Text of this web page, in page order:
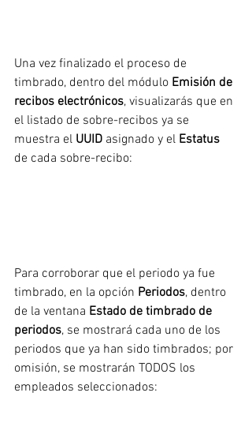
Una vez finalizado el proceso de
timbrado, dentro del módulo Emisión de
recibos electrónicos, visualizarás que en
el listado de sobre-recibos ya se
muestra el UUID asignado y el Estatus
de cada sobre-recibo:
Para corroborar que el periodo ya fue
timbrado, en la opción Periodos, dentro
de la ventana Estado de timbrado de
periodos, se mostrará cada uno de los
periodos que ya han sido timbrados; por
omisión, se mostrarán TODOS los
empleados seleccionados: